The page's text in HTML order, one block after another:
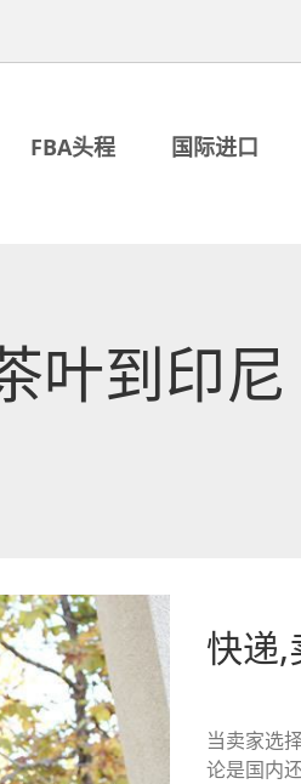
FBA头程 国际进口
叶到印尼
快递,
当卖家选
论是国内